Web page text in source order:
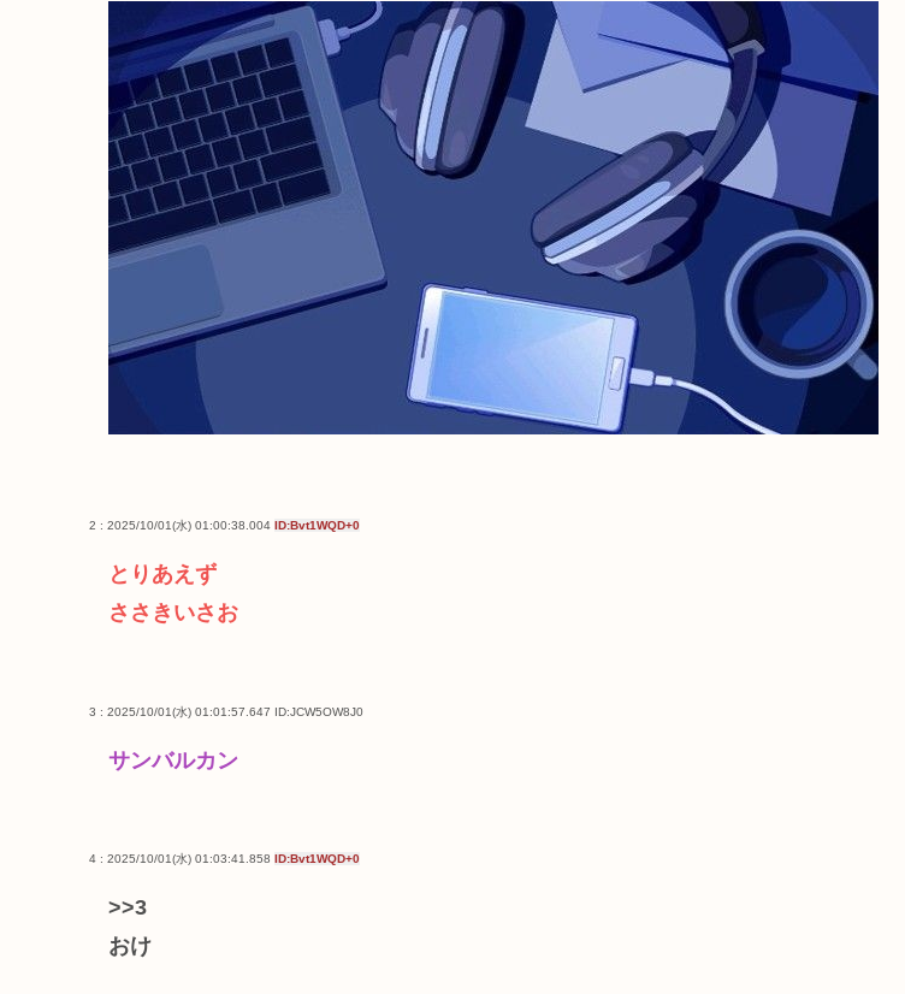
2 : 2025/10/01(水) 01:00:38.004 ID:Bvt1WQD+0
とりあえず
ささきいさお
3 : 2025/10/01(水) 01:01:57.647 ID:JCW5OW8J0
サンバルカン
4 : 2025/10/01(水) 01:03:41.858 ID:Bvt1WQD+0
>>3
おけ